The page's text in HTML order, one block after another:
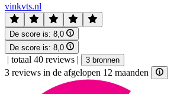
vinkvts.nl
De score is: 8,0
De score is: 8,0
| totaal 40 reviews | 3 bronnen
3 reviews in de afgelopen 12 maanden